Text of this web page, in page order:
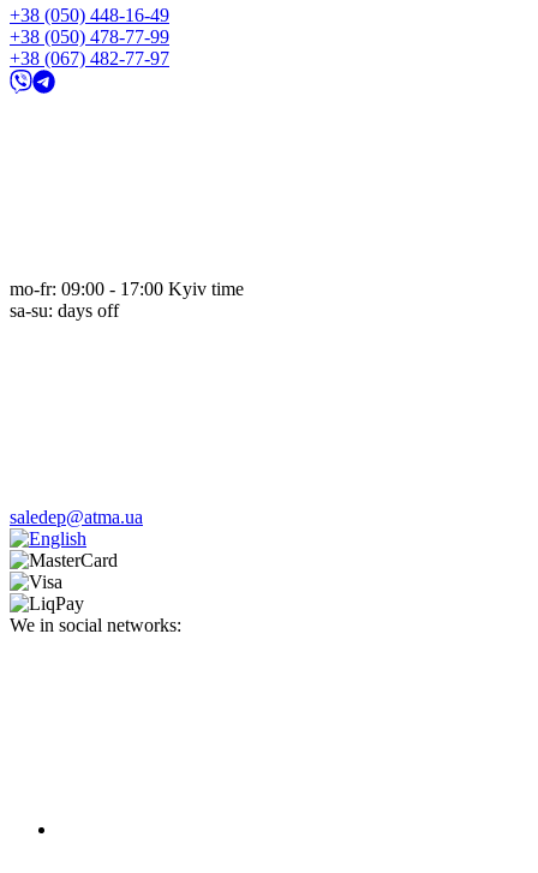
+38 (050) 448-16-49
+38 (050) 478-77-99
+38 (067) 482-77-97
mo-fr: 09:00 - 17:00 Kyiv time
sa-su: days off
saledep@atma.ua
We in social networks: